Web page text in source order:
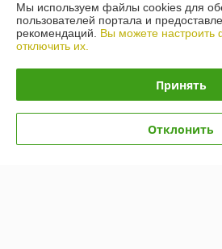
Доставка и оплата
График работы
Мы используем файлы cookies для
пользователей портала и
рекомендаций. Вы можете настроить
отключить их.
Принять
Отклонить